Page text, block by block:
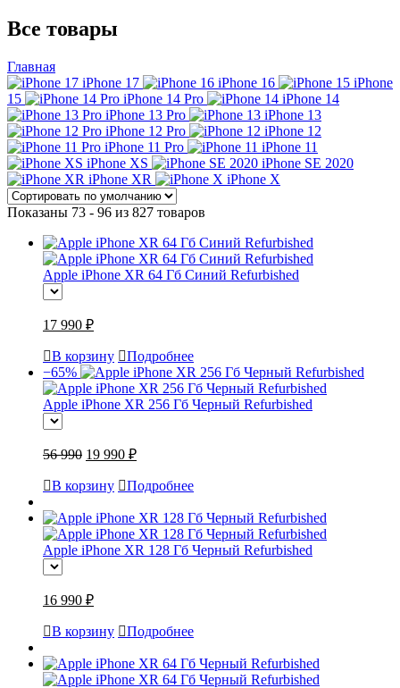
Все товары
Главная
iPhone 17
iPhone 16
iPhone
15
iPhone 14 Pro
iPhone 14
iPhone 13 Pro
iPhone 13
iPhone 12 Pro
iPhone 12
iPhone 11 Pro
iPhone 11
iPhone XS
iPhone SE 2020
iPhone XR
iPhone X
Показаны 73 - 96 из 827 товаров
Apple iPhone XR 64 Гб Синий Refurbished
17 990 ₽
В корзину
Подробнее
−65%
Apple iPhone XR 256 Гб Черный Refurbished
56 990 19 990 ₽
В корзину Подробнее
Apple iPhone XR 128 Гб Черный Refurbished
16 990 ₽
В корзину Подробнее